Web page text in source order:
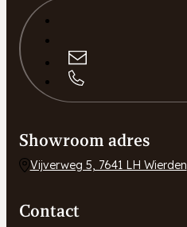
Showroom adres
Vijverweg 5, 7641 LH Wierden
Contact